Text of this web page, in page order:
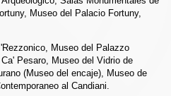
Museo del Palacio Fortuny,
Museo del Palazzo
Pesaro, Museo del Vidrio de
(Museo del encaje), Museo de
al Candiani.